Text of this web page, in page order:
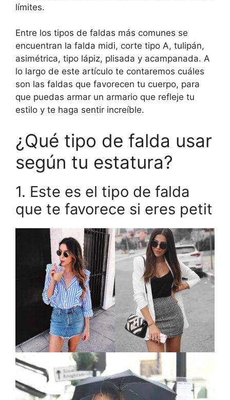
límites.
Entre los tipos de faldas más comunes se
encuentran la falda midi, corte tipo A, tulipán,
asimétrica, tipo lápiz, plisada y acampanada. A
lo largo de este artículo te contaremos cuáles
son las faldas que favorecen tu cuerpo, para
que puedas armar un armario que refleje tu
estilo y te haga sentir increíble.
¿Qué tipo de falda usar
según tu estatura?
1. Este es el tipo de falda
que te favorece si eres petit